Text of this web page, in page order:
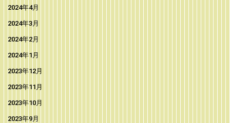
2024年4月
2024年3月
2024年2月
2024年1月
2023年12月
2023年11月
2023年10月
2023年9月